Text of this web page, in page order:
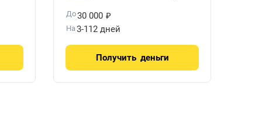
До30 000 ₽
На3-112 дней
Получить деньги